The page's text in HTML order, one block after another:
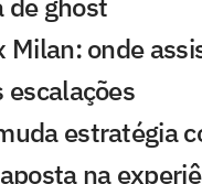
Milan: onde
escalações
estratégia
na